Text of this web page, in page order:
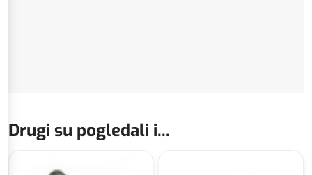
Drugi su pogledali i...